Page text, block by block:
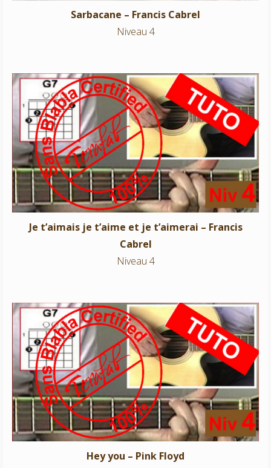
Sarbacane – Francis Cabrel
Niveau 4
Je t’aimais je t’aime et je t’aimerai – Francis Cabrel
Niveau 4
Je t’aimais je t’aime et je t’aimerai – Francis
Cabrel
Niveau 4
Hey you – Pink Floyd
Niveau 4
Hey you – Pink Floyd